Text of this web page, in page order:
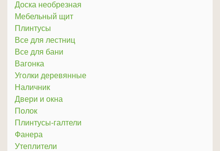
Доска необрезная
Мебельный щит
Плинтусы
Все для лестниц
Все для бани
Вагонка
Уголки деревянные
Наличник
Двери и окна
Полок
Плинтусы-галтели
Фанера
Утеплители